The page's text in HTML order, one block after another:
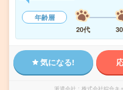
年齢層
20代
気になる!